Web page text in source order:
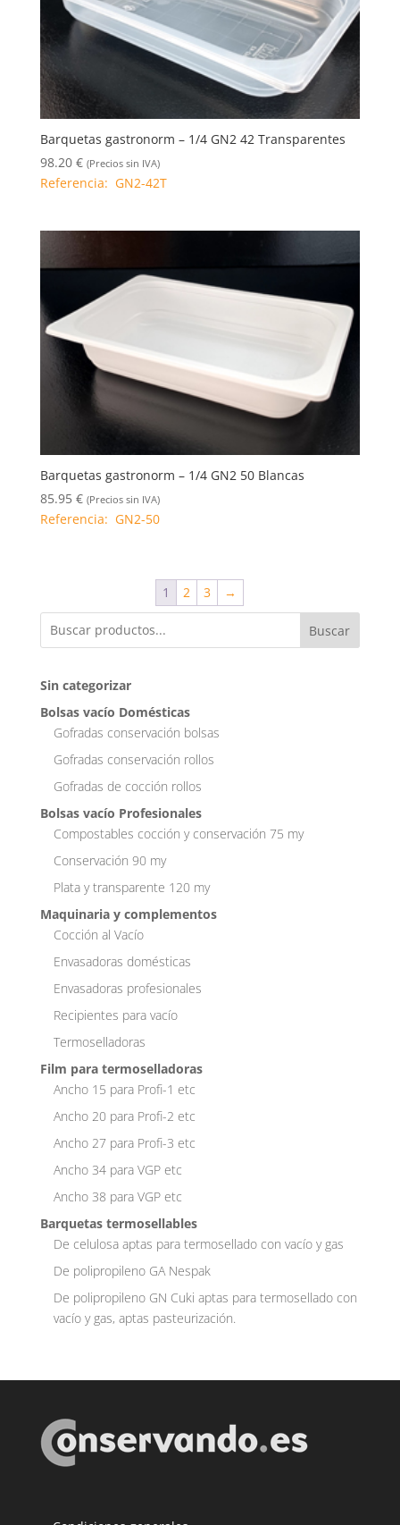
Barquetas gastronorm – 1/4 GN2 42 Transparentes
98.20 € (Precios sin IVA)
Referencia: GN2-42T
Barquetas gastronorm – 1/4 GN2 50 Blancas
85.95 € (Precios sin IVA)
Referencia: GN2-50
1 2 3 →
Buscar
Sin categorizar
Bolsas vacío Domésticas
Gofradas conservación bolsas
Gofradas conservación rollos
Gofradas de cocción rollos
Bolsas vacío Profesionales
Compostables cocción y conservación 75 my
Conservación 90 my
Plata y transparente 120 my
Maquinaria y complementos
Cocción al Vacío
Envasadoras domésticas
Envasadoras profesionales
Recipientes para vacío
Termoselladoras
Film para termoselladoras
Ancho 15 para Profi-1 etc
Ancho 20 para Profi-2 etc
Ancho 27 para Profi-3 etc
Ancho 34 para VGP etc
Ancho 38 para VGP etc
Barquetas termosellables
De celulosa aptas para termosellado con vacío y gas
De polipropileno GA Nespak
De polipropileno GN Cuki aptas para termosellado con
vacío y gas, aptas pasteurización.